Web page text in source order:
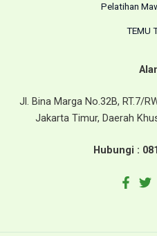
Pelatihan
TEMU
Jl. Bina Marga No.32B, RT.7/
Jakarta Timur, Daerah
Hubungi :